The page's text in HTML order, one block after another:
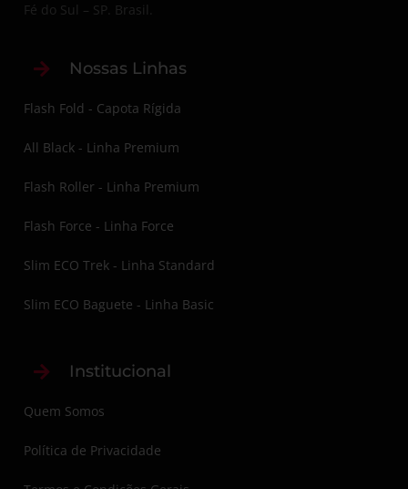
Fé do Sul – SP. Brasil.
Nossas Linhas
Flash Fold - Capota Rígida
All Black - Linha Premium
Flash Roller - Linha Premium
Flash Force - Linha Force
Slim ECO Trek - Linha Standard
Slim ECO Baguete - Linha Basic
Institucional
Quem Somos
Política de Privacidade